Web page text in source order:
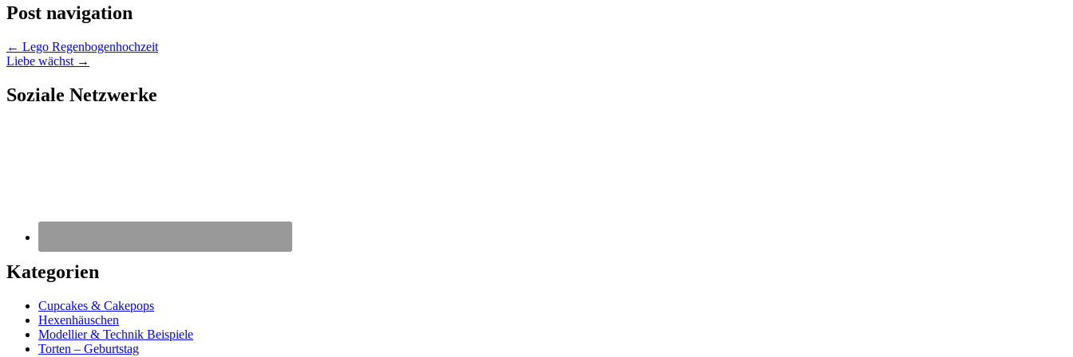
Post navigation
← Lego Regenbogenhochzeit
Liebe wächst →
Soziale Netzwerke
Kategorien
Cupcakes & Cakepops
Hexenhäuschen
Modellier & Technik Beispiele
Torten – Geburtstag